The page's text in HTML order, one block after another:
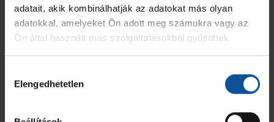
adatait, akik kombinálhatják az adatokat más olyan
adatokkal, amelyeket Ön adott meg számukra vagy az
Ön által használt más szolgáltatásokból gyűjtöttek.
kiválasztása
Elengedhetetlen